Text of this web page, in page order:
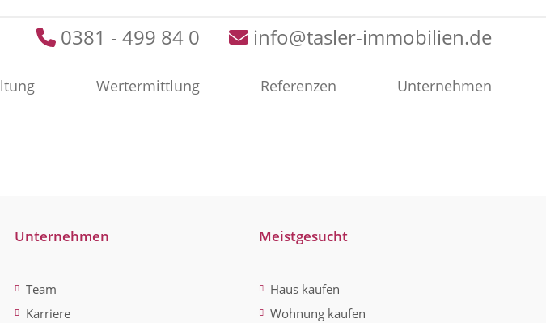
0381 - 499 84 0 info@tasler-immobilien.de
Wertermittlung Referenzen Unternehmen
Unternehmen
Team
Karriere
Meistgesucht
Haus kaufen
Wohnung kaufen